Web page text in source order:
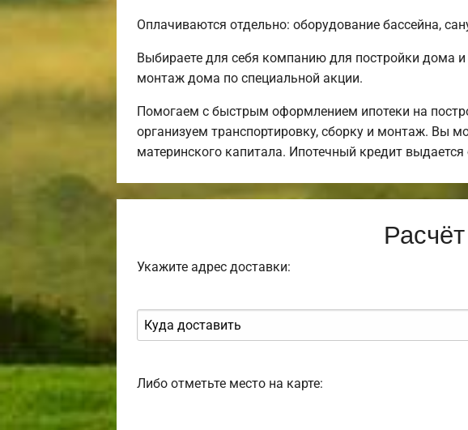
Оплачиваются отдельно: оборудование бассейна,
Выбираете для себя компанию для постройки
монтаж дома по специальной акции.
Помогаем с быстрым оформлением ипотеки на
организуем транспортировку, сборку и монтаж. Вы
материнского капитала. Ипотечный кредит
Укажите адрес доставки:
Либо отметьте место на карте: